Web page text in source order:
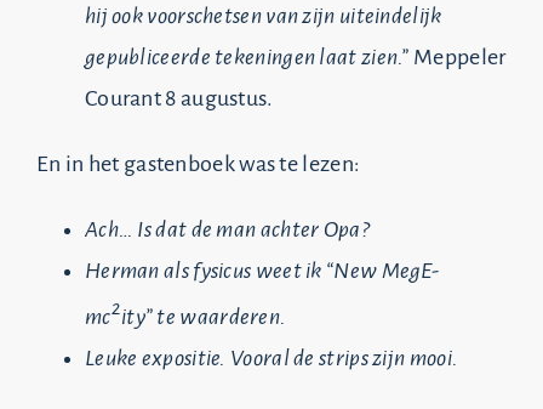
hij ook voorschetsen van zijn uiteindelijk
gepubliceerde tekeningen laat zien.” Meppeler
Courant 8 augustus.
En in het gastenboek was te lezen:
Ach… Is dat de man achter Opa?
Herman als fysicus weet ik “New MegE-
mc2ity” te waarderen.
Leuke expositie. Vooral de strips zijn mooi.